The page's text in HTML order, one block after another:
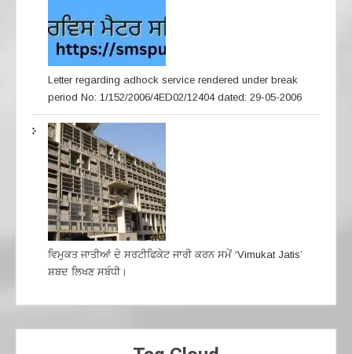
Letter regarding adhock service rendered under break
period No: 1/152/2006/4ED02/12404 dated: 29-05-2006
ਵਿਮੁਕਤ ਜਾਤੀਆਂ ਦੇ ਸਰਟੀਫਿਕੇਟ ਜਾਰੀ ਕਰਨ ਸਮੇਂ ‘Vimukat Jatis’
ਸ਼ਬਦ ਲਿਖਣ ਸਬੰਧੀ।